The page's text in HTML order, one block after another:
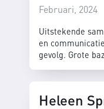
Februari, 2024
Uitstekende
en
gevolg. Grote
Heleen